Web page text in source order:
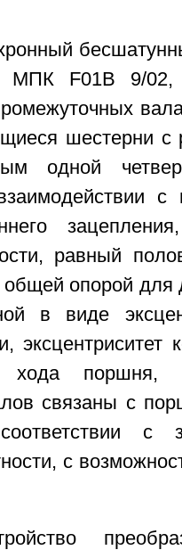
F01B 9/02,
шестерни с
одной
с
равный
опорой для
в виде
эксцентриситет
хода
связаны с
с
с